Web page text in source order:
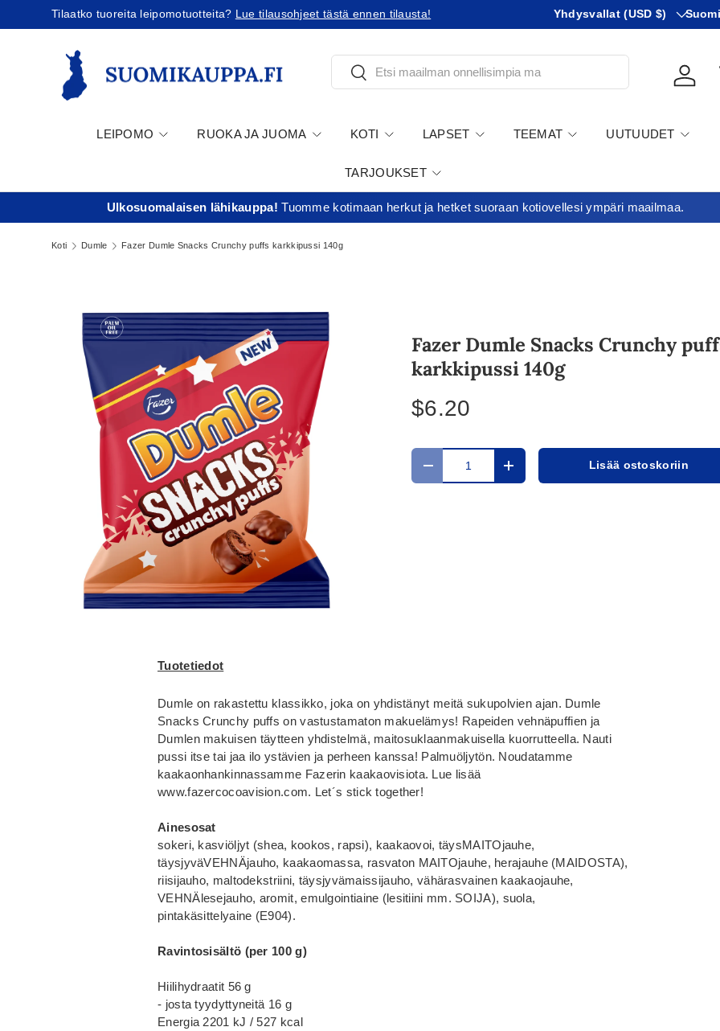
Jatka sisältöön
Tilaatko Yhdysvaltoihin?Tutustu uusiin tullikäytäntöihin! Minimitilausraja 35€
Maa
Yhdysvallat (USD $) KIeli
Suomi
Etsi
LEIPOMO RUOKA JA JUOMA KOTI LAPSET TEEMAT UUTUUDET
TARJOUKSET
Ulkosuomalaisen lähikauppa!Tuomme kotimaan herkut ja hetket suoraan kotiovellesi ympäri maailmaa.
Koti Dumle Fazer Dumle Snacks Crunchy puffs karkkipussi 140g
Fazer Dumle Snacks Crunchy
karkkipussi 140g
$6.20
Määrä
Translation missing: fi.cart.items.decrease_quantity
Translation missing:Lisää ostoskoriin
Tuotetiedot
Dumle on rakastettu klassikko, joka on yhdistänyt meitä sukupolvien ajan. Dumle
Snacks Crunchy puffs on vastustamaton makuelämys! Rapeiden vehnäpuffien ja
Dumlen makuisen täytteen yhdistelmä, maitosuklaanmakuisella kuorrutteella. Nauti
pussi itse tai jaa ilo ystävien ja perheen kanssa! Palmuöljytön. Noudatamme
kaakaonhankinnassamme Fazerin kaakaovisiota. Lue lisää
www.fazercocoavision.com. Let´s stick together!
Ainesosat
sokeri, kasviöljyt (shea, kookos, rapsi), kaakaovoi, täysMAITOjauhe,
täysjyväVEHNÄjauho, kaakaomassa, rasvaton MAITOjauhe, herajauhe (MAIDOSTA),
riisijauho, maltodekstriini, täysjyvämaissijauho, vähärasvainen kaakaojauhe,
VEHNÄlesejauho, aromit, emulgointiaine (lesitiini mm. SOIJA), suola,
pintakäsittelyaine (E904).
Ravintosisältö (per 100 g)
Hiilihydraatit 56 g
- josta tyydyttyneitä 16 g
Energia 2201 kJ / 527 kcal